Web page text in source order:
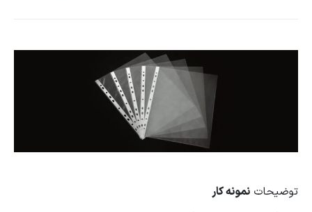
توضیحات نمونه کار